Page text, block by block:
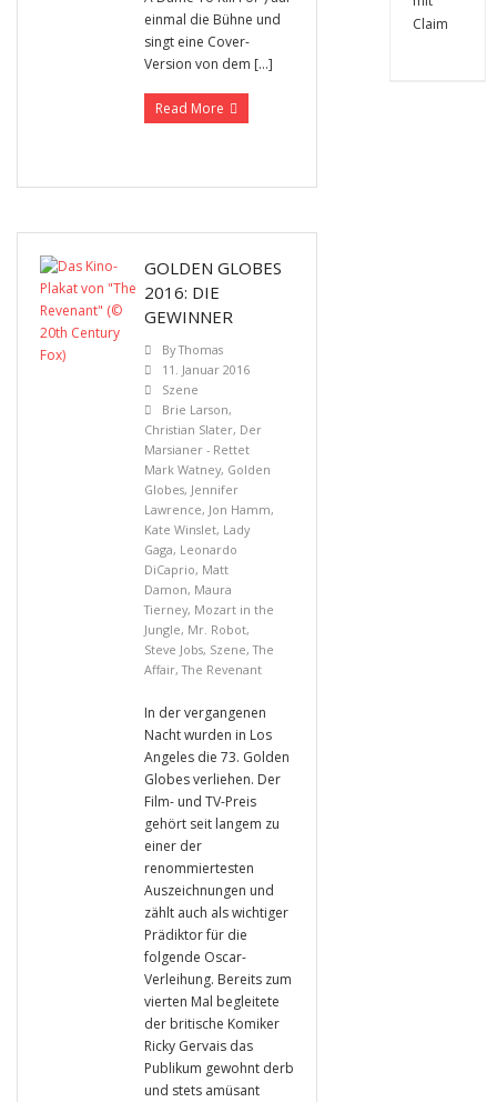
einmal die Bühne und
singt eine Cover-
Version von dem […]
Read More
GOLDEN GLOBES
2016: DIE
GEWINNER
ByThomas
11. Januar 2016
Szene
Brie Larson,
Christian Slater, Der
Marsianer - Rettet
Mark Watney, Golden
Globes, Jennifer
Lawrence, Jon Hamm,
Kate Winslet, Lady
Gaga, Leonardo
DiCaprio, Matt
Damon, Maura
Tierney, Mozart in the
Jungle, Mr. Robot,
Steve Jobs, Szene,The
Affair,The Revenant
In der vergangenen
Nacht wurden in Los
Angeles die 73. Golden
Globes verliehen. Der
Film- und TV-Preis
gehört seit langem zu
einer der
renommiertesten
Auszeichnungen und
zählt auch als wichtiger
Prädiktor für die
folgende Oscar-
Verleihung. Bereits zum
vierten Mal begleitete
der britische Komiker
Ricky Gervais das
Publikum gewohnt derb
und stets amüsant